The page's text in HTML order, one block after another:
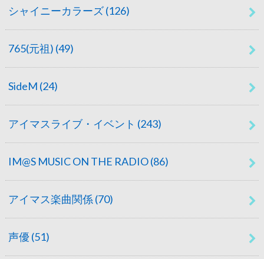
シャイニーカラーズ(126)
765(元祖) (49)
SideM (24)
アイマスライブ・イベント (243)
IM@S MUSIC ON THE RADIO(86)
アイマス楽曲関係 (70)
声優 (51)